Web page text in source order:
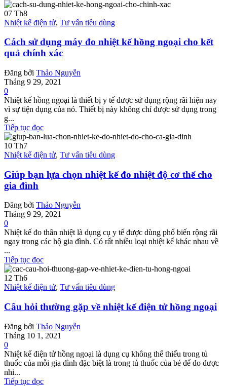
07 Th8
Nhiệt kế điện tử, Tư vấn tiêu dùng
Cách sử dụng máy đo nhiệt kế hồng ngoại cho kết
quả chính xác
Đăng bởi Thảo Nguyễn
Tháng 9 29, 2021
0
Nhiệt kế hồng ngoại là thiết bị y tế được sử dụng rộng rãi hiện nay
vì sự tiện dụng của nó. Thiết bị này không chỉ được sử dụng trong
g...
Tiếp tục đọc
10 Th7
Nhiệt kế điện tử, Tư vấn tiêu dùng
Giúp bạn lựa chọn nhiệt kế đo nhiệt độ cơ thể cho
gia đình
Đăng bởi Thảo Nguyễn
Tháng 9 29, 2021
0
Nhiệt kế đo thân nhiệt là dụng cụ y tế được dùng phổ biến rộng rãi
ngay trong các hộ gia đình. Có rất nhiều loại nhiệt kế khác nhau về
...
Tiếp tục đọc
12 Th6
Nhiệt kế điện tử, Tư vấn tiêu dùng
Câu hỏi thường gặp về nhiệt kế điện tử hồng ngoại
Đăng bởi Thảo Nguyễn
Tháng 10 1, 2021
0
Nhiệt kế điện tử hồng ngoại là dụng cụ không thể thiếu trong tủ
thuốc của mỗi gia đình đặc biệt là trong tủ thuốc của bé để đo được
nhi...
Tiếp tục đọc